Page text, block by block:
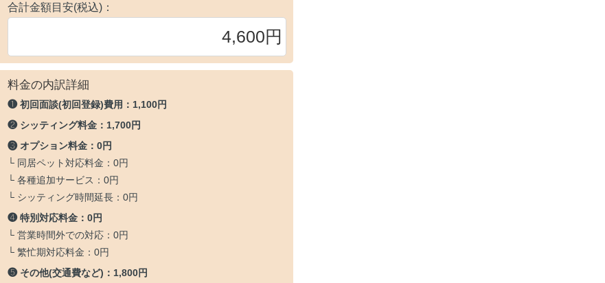
合計金額目安(税込)：
料金の内訳詳細
❶ 初回面談(初回登録)費用： 1,100円
❷ シッティング料金： 1,700円
❸ オプション料金：0円
└ 同居ペット対応料金：0円
└ 各種追加サービス：0円
└ シッティング時間延長：0円
❹ 特別対応料金：0円
└ 営業時間外での対応：0円
└ 繁忙期対応料金：0円
❺ その他(交通費など)： 1,800円